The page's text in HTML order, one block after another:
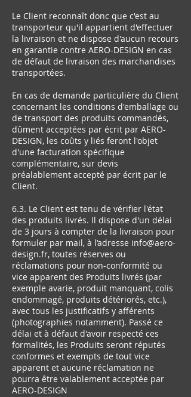
Le Client reconnaît donc que c'est au
transporteur qu'il appartient d'effectuer
la livraison et ne dispose d'aucun recours
en garantie contre AERO-DESIGN en cas
de défaut de livraison des marchandises
transportées.
En cas de demande particulière du Client
concernant les conditions d'emballage ou
de transport des produits commandés,
dûment acceptées par écrit par AERO-
DESIGN, les coûts y liés feront l'objet
d'une facturation spécifique
complémentaire, sur devis
préalablement accepté par écrit par le
Client.
6.3. Le Client est tenu de vérifier l'état
des produits livrés. Il dispose d'un délai
de 3 jours à compter de la livraison pour
formuler par mail, à l’adresse info@aero-
design.fr, toutes réserves ou
réclamations pour non-conformité ou
vice apparent des Produits livrés (par
exemple avarie, produit manquant, colis
endommagé, produits détériorés, etc.),
avec tous les justificatifs y afférents
(photographies notamment). Passé ce
délai et à défaut d'avoir respecté ces
formalités, les Produits seront réputés
conformes et exempts de tout vice
apparent et aucune réclamation ne
pourra être valablement acceptée par
AERO-DESIGN